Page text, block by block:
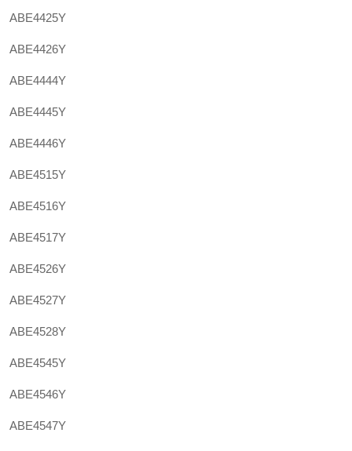
ABE4425Y
ABE4426Y
ABE4444Y
ABE4445Y
ABE4446Y
ABE4515Y
ABE4516Y
ABE4517Y
ABE4526Y
ABE4527Y
ABE4528Y
ABE4545Y
ABE4546Y
ABE4547Y